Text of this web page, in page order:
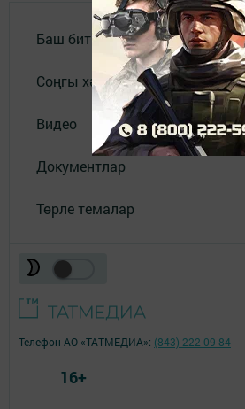
Баш бит
Соңгы хәбәрләр
Видео
Документлар
Төрле темалар
Телефон АО «ТАТМЕДИА»: (843) 222 09 84
16+